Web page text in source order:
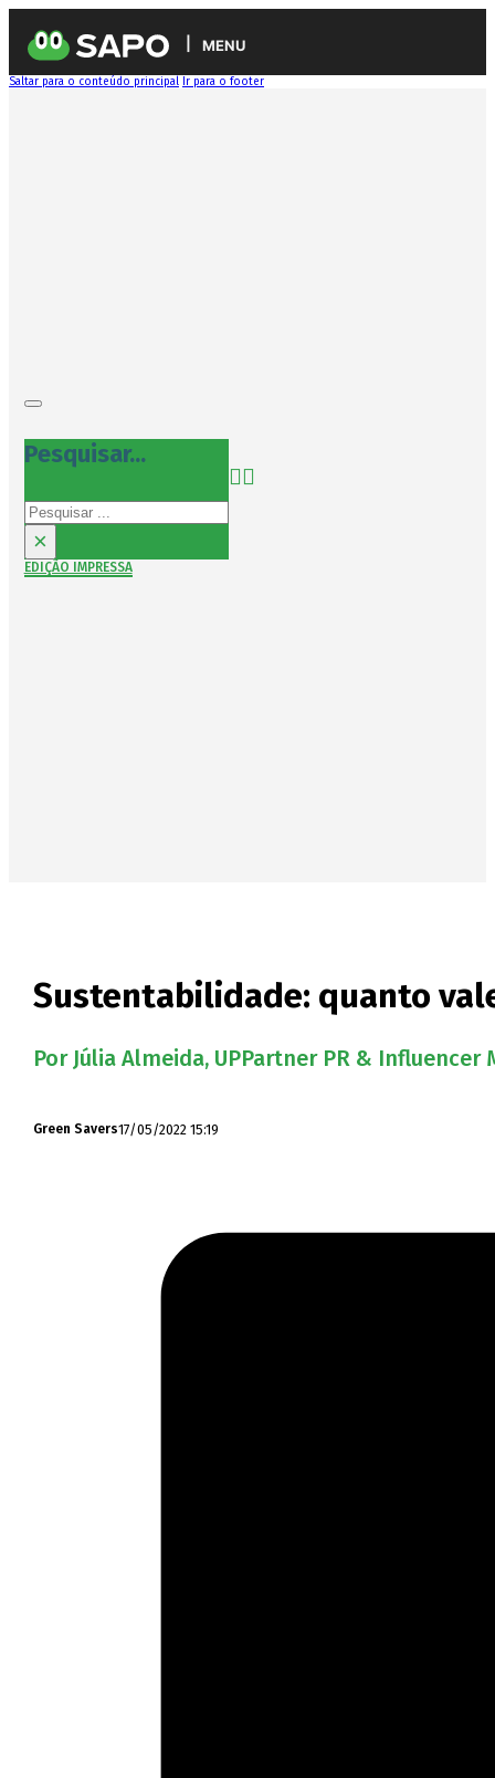
MENU
Saltar para o conteúdo principal Ir para o footer
Pesquisar...
Pesquisar
×
EDIÇÃO IMPRESSA
Sustentabilidade: quanto
Por Júlia Almeida, UPPartner PR &
Green Savers17/05/2022 15:19